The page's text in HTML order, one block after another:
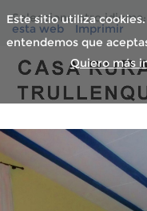
Este sitio utiliza
entendemos que
Quiero más
Seleccione otro idioma:
esta web Imprimir
INICIO
CARACTERÍSTICAS